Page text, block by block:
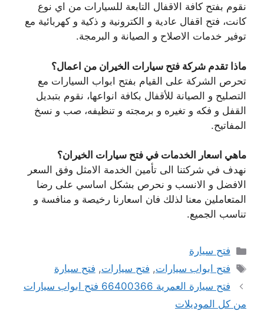
نقوم بفتح كافة الاقفال التابعة للسيارات من اي نوع
كانت، فتح اقفال عادية و الكترونية و ذكية و كهربائية مع
توفير خدمات الاصلاح و الصيانة و البرمجة.
ماذا تقدم شركة فتح سيارات الخيران من اعمال؟
تحرص الشركة على القيام بفتح ابواب السيارات مع
التصليح و الصيانة للأقفال بكافة انواعها، نقوم بتبديل
القفل و فكه و تغيره و برمجته و تنظيفه، صب و نسخ
المفاتيح.
ماهي اسعار الخدمات في فتح سيارات الخيران؟
نهدف في شركتنا الى تأمين الخدمة الامثل وفق السعر
الافضل و الانسب و نحرص بشكل اساسي على رضا
المتعاملين معنا لذلك فان اسعارنا رخيصة و منافسة و
تناسب الجميع.
التصنيفات
فتح سيارة
الوسوم
فتح ابواب سيارات, فتح سيارات, فتح سيارة
فتح سيارة العمرية 66400366 فتح ابواب سيارات
من كل الموديلات